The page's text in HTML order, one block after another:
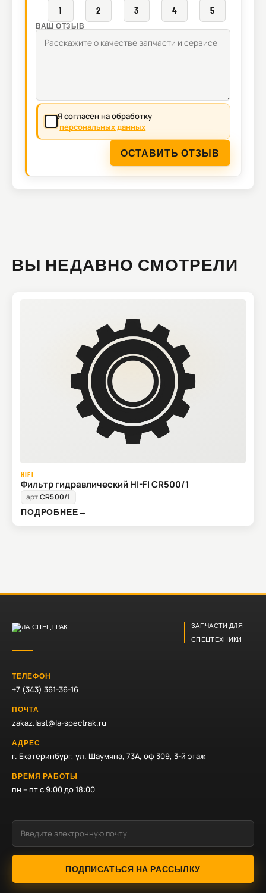
1 2 3 4 5
ВАШ ОТЗЫВ
Я согласен на обработку
персональных данных
ОСТАВИТЬ ОТЗЫВ
ВЫ НЕДАВНО СМОТРЕЛИ
HIFI
Фильтр гидравлический HI-FI CR500/1
арт.CR500/1
ПОДРОБНЕЕ→
ЗАПЧАСТИ ДЛЯ
СПЕЦТЕХНИКИ
ТЕЛЕФОН
+7 (343) 361-36-16
ПОЧТА
zakaz.last@la-spectrak.ru
АДРЕС
г. Екатеринбург, ул. Шаумяна, 73А, оф 309, 3-й этаж
ВРЕМЯ РАБОТЫ
пн – пт с 9:00 до 18:00
ПОДПИСАТЬСЯ НА РАССЫЛКУ